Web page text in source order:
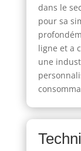
dans le
pour sa
ligne et a
une